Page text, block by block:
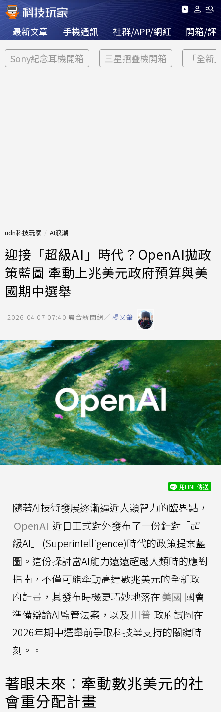
最新文章 手機通訊 社群/APP/網紅 開箱/評
Sony紀念耳機開箱 三星摺疊機開箱 「全新
udn科技玩家 AI浪潮
迎接「超級AI」時代？OpenAI拋政
策藍圖 牽動上兆美元政府預算與美
國期中選舉
2026-04-07 07:40 聯合新聞網／ 楊又肇
用LINE傳送
隨著AI技術發展逐漸逼近人類智力的臨界點，
OpenAI 近日正式對外發布了一份針對「超
級AI」 (Superintelligence)時代的政策提案藍
圖。這份探討當AI能力遠遠超越人類時的應對
指南，不僅可能牽動高達數兆美元的全新政
府計畫，其發布時機更巧妙地落在美國 國會
準備辯論AI監管法案，以及川普 政府試圖在
2026年期中選舉前爭取科技業支持的關鍵時
刻。。
著眼未來：牽動數兆美元的社
會重分配計畫